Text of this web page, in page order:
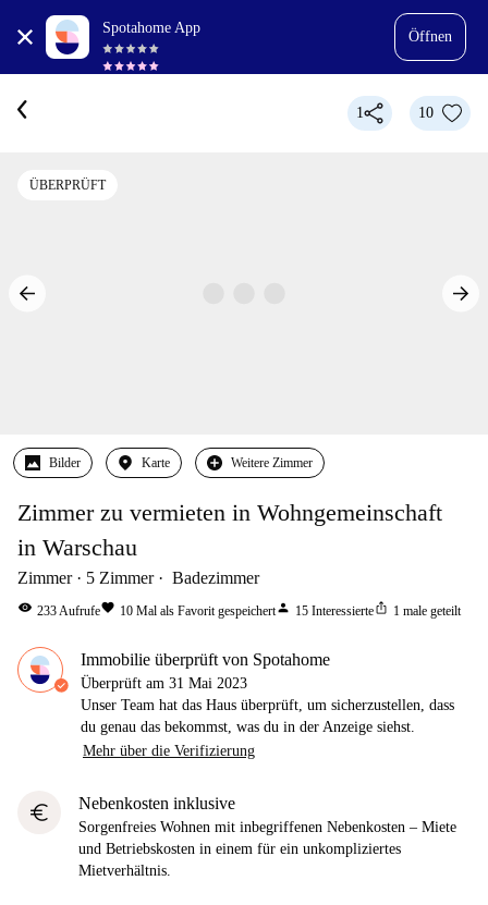
Spotahome App
Öffnen
1 10
ÜBERPRÜFT
Bilder Karte Weitere Zimmer
Zimmer zu vermieten in Wohngemeinschaft
in Warschau
Zimmer 5 Zimmer Badezimmer
visibility 233Aufrufefavorite 10 Mal als Favorit gespeichertperson 15 Interessierteios_share 1 male geteilt
Immobilie überprüft von Spotahome
Überprüft am 31 Mai 2023
Unser Team hat das Haus überprüft, um sicherzustellen, dass
du genau das bekommst, was du in der Anzeige siehst.
Mehr über die Verifizierung
euro Nebenkosten inklusive
Sorgenfreies Wohnen mit inbegriffenen Nebenkosten – Miete
und Betriebskosten in einem für ein unkompliziertes
Mietverhältnis.